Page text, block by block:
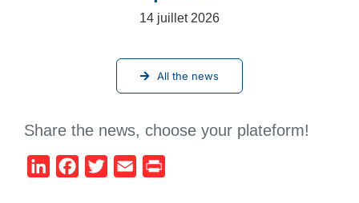
14 juillet 2026
All the news
Share the news, choose your plateform!
LinkedInFacebook
Twitter Email